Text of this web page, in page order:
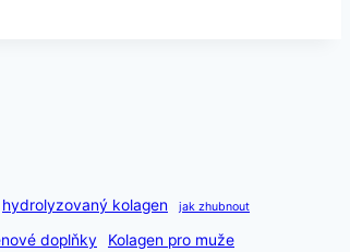
hydrolyzovaný kolagen jak zhubnout
doplňky
Kolagen pro muže